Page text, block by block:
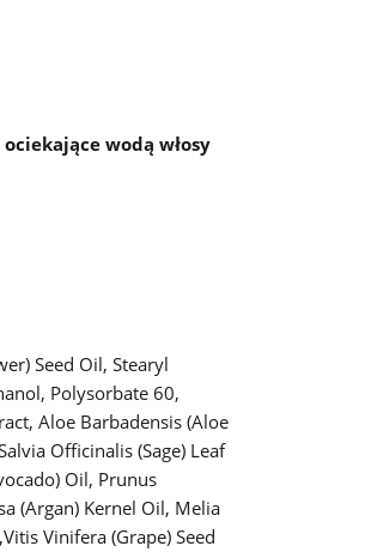
ociekające wodą włosy
Seed Oil, Stearyl
Polysorbate 60,
Aloe Barbadensis (Aloe
Officinalis (Sage) Leaf
Oil, Prunus
(Argan) Kernel Oil, Melia
Vinifera (Grape) Seed